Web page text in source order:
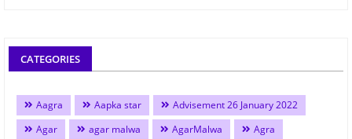
CATEGORIES
Aagra Aapka star
Advisement 26 January 2022
Agar
agar malwa AgarMalwa
Agra